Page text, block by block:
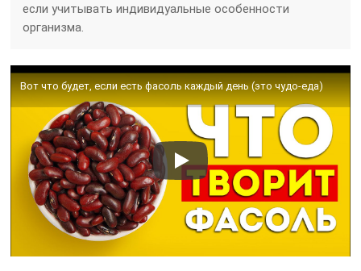
если учитывать индивидуальные особенности
организма.
Вот что будет, если есть фасоль каждый день (это чудо-еда)